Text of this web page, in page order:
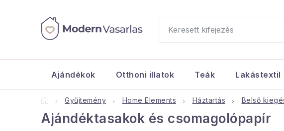
tartalomhoz
Ajándékok Otthoni illatok Teák Lakástextil
KezdőlapGyűjtemény Home Elements Háztartás Belső
Ajándéktasakok és csomagolópapír